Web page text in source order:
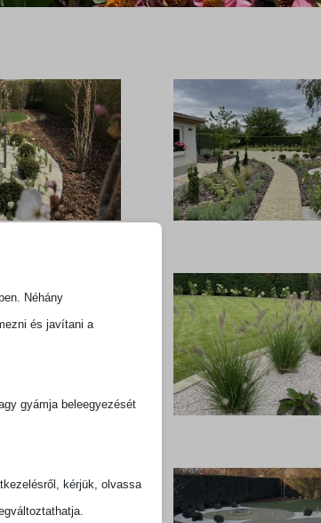
Néhány
és javítani a
gyámja beleegyezését
kérjük, olvassa